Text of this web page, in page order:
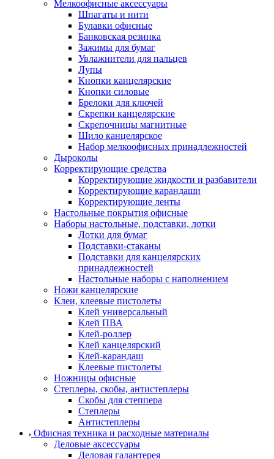
Мелкоофисные аксессуары
Шпагаты и нити
Булавки офисные
Банковская резинка
Зажимы для бумаг
Увлажнители для пальцев
Лупы
Кнопки канцелярские
Кнопки силовые
Брелоки для ключей
Скрепки канцелярские
Скрепочницы магнитные
Шило канцелярское
Набор мелкоофисных принадлежностей
Дыроколы
Корректирующие средства
Корректирующие жидкости и разбавители
Корректирующие карандаши
Корректирующие ленты
Настольные покрытия офисные
Наборы настольные, подставки, лотки
Лотки для бумаг
Подставки-стаканы
Подставки для канцелярских
принадлежностей
Настольные наборы с наполнением
Ножи канцелярские
Клеи, клеевые пистолеты
Клей универсальный
Клей ПВА
Клей-роллер
Клей канцелярский
Клей-карандаш
Клеевые пистолеты
Ножницы офисные
Степлеры, скобы, антистеплеры
Скобы для степпера
Степлеры
Антистеплеры
Офисная техника и расходные материалы
Деловые аксессуары
Деловая галантерея